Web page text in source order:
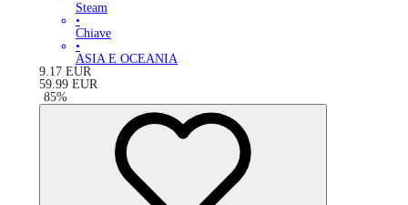
Steam
•
Chiave
•
ASIA E OCEANIA
9.17 EUR
59.99 EUR
-85%